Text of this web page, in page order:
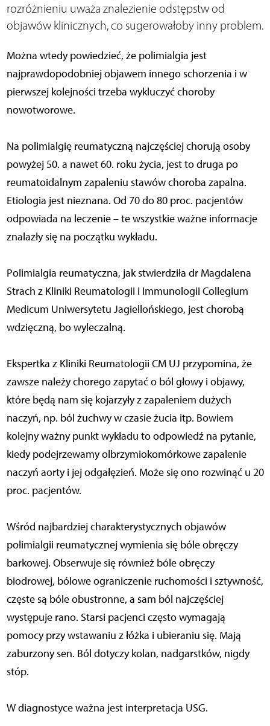
rozróżnieniu uważa znalezienie odstępstw od
objawów klinicznych, co sugerowałoby inny problem.
Można wtedy powiedzieć, że polimialgia jest
najprawdopodobniej objawem innego schorzenia i w
pierwszej kolejności trzeba wykluczyć choroby
nowotworowe.
Na polimialgię reumatyczną najczęściej chorują osoby
powyżej 50. a nawet 60. roku życia, jest to druga po
reumatoidalnym zapaleniu stawów choroba zapalna.
Etiologia jest nieznana. Od 70 do 80 proc. pacjentów
odpowiada na leczenie – te wszystkie ważne informacje
znalazły się na początku wykładu.
Polimialgia reumatyczna, jak stwierdziła dr Magdalena
Strach z Kliniki Reumatologii i Immunologii Collegium
Medicum Uniwersytetu Jagiellońskiego, jest chorobą
wdzięczną, bo wyleczalną.
Ekspertka z Kliniki Reumatologii CM UJ przypomina, że
zawsze należy chorego zapytać o ból głowy i objawy,
które będą nam się kojarzyły z zapaleniem dużych
naczyń, np. ból żuchwy w czasie żucia itp. Bowiem
kolejny ważny punkt wykładu to odpowiedź na pytanie,
kiedy podejrzewamy olbrzymiokomórkowe zapalenie
naczyń aorty i jej odgałęzień. Może się ono rozwinąć u 20
proc. pacjentów.
Wśród najbardziej charakterystycznych objawów
polimialgii reumatycznej wymienia się bóle obręczy
barkowej. Obserwuje się również bóle obręczy
biodrowej, bólowe ograniczenie ruchomości i sztywność,
częste są bóle obustronne, a sam ból najczęściej
występuje rano. Starsi pacjenci często wymagają
pomocy przy wstawaniu z łóżka i ubieraniu się. Mają
zaburzony sen. Ból dotyczy kolan, nadgarstków, nigdy
stóp.
W diagnostyce ważna jest interpretacja USG.